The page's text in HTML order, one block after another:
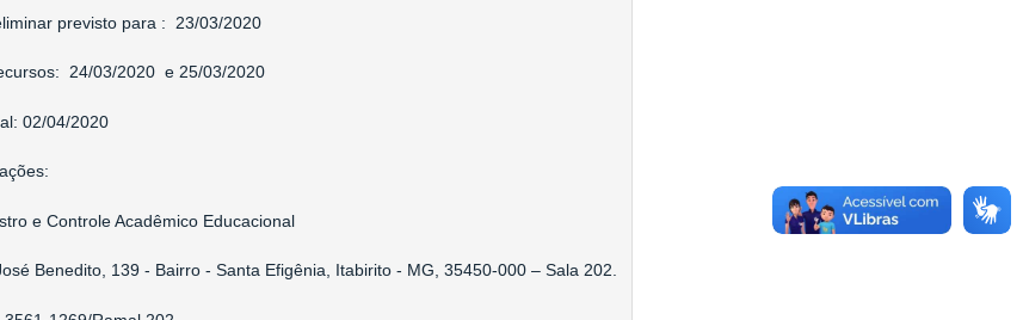
previsto para : 23/03/2020
24/03/2020 e 25/03/2020
02/04/2020
e Controle Acadêmico Educacional
Benedito, 139 - Bairro - Santa Efigênia, Itabirito - MG, 35450-000 – Sala 202.